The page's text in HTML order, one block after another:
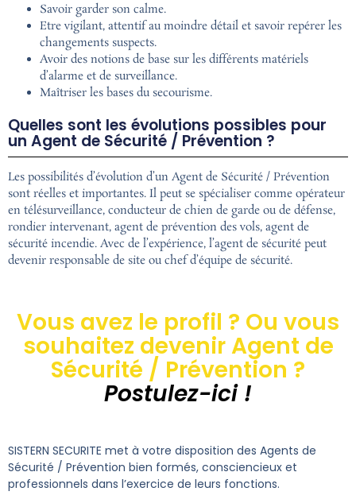
Savoir garder son calme.
Etre vigilant, attentif au moindre détail et savoir repérer les
changements suspects.
Avoir des notions de base sur les différents matériels
d’alarme et de surveillance.
Maîtriser les bases du secourisme.
Quelles sont les évolutions possibles pour
un Agent de Sécurité / Prévention ?
Les possibilités d’évolution d’un Agent de Sécurité / Prévention
sont réelles et importantes. Il peut se spécialiser comme opérateur
en télésurveillance, conducteur de chien de garde ou de défense,
rondier intervenant, agent de prévention des vols, agent de
sécurité incendie. Avec de l’expérience, l’agent de sécurité peut
devenir responsable de site ou chef d’équipe de sécurité.
Vous avez le profil ? Ou vous
souhaitez devenir Agent de
Sécurité / Prévention ?
Postulez-ici !
SISTERN SECURITE met à votre disposition des Agents de
Sécurité / Prévention bien formés, consciencieux et
professionnels dans l’exercice de leurs fonctions.